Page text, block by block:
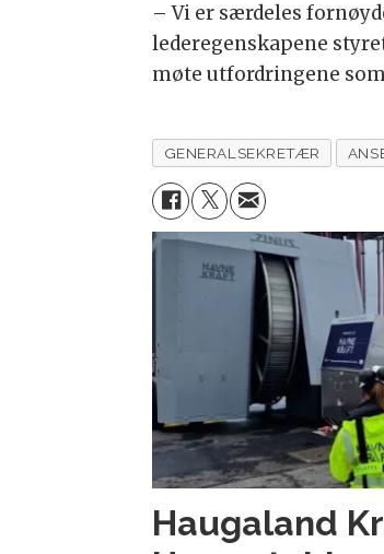
– Vi er særdeles
lederegenskapene
møte utfordringene
GENERALSEKRETÆR
Haugaland